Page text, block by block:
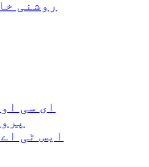
360°
ای سی
ایس ٹی